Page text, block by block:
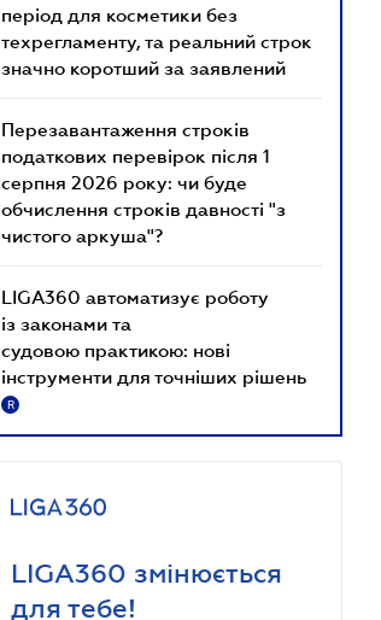
період для косметики без
техрегламенту, та реальний строк
значно коротший за заявлений
Перезавантаження строків
податкових перевірок після 1
серпня 2026 року: чи буде
обчислення строків давності "з
чистого аркуша"?
LIGA360 автоматизує роботу
із законами та
судовою практикою: нові
інструменти для точніших рішень
R
LIGA360 змінюється
для тебе!